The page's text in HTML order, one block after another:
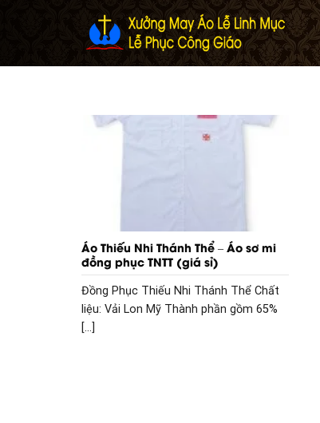
Áo Thiếu Nhi Thánh Thể – Áo sơ mi
đồng phục TNTT (giá sỉ)
Đồng Phục Thiếu Nhi Thánh Thể Chất
liệu: Vải Lon Mỹ Thành phần gồm 65%
[...]